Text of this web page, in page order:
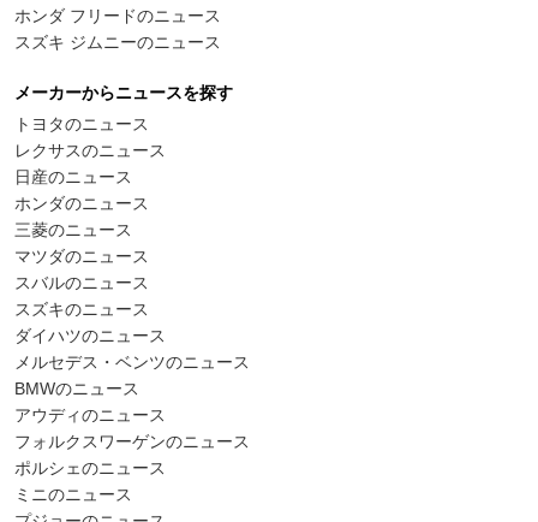
ホンダ フリードのニュース
スズキ ジムニーのニュース
メーカーからニュースを探す
トヨタのニュース
レクサスのニュース
日産のニュース
ホンダのニュース
三菱のニュース
マツダのニュース
スバルのニュース
スズキのニュース
ダイハツのニュース
メルセデス・ベンツのニュース
BMWのニュース
アウディのニュース
フォルクスワーゲンのニュース
ポルシェのニュース
ミニのニュース